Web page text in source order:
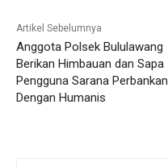
Artikel Sebelumnya
Anggota Polsek Bululawang
Berikan Himbauan dan Sapa
Pengguna Sarana Perbankan
Dengan Humanis